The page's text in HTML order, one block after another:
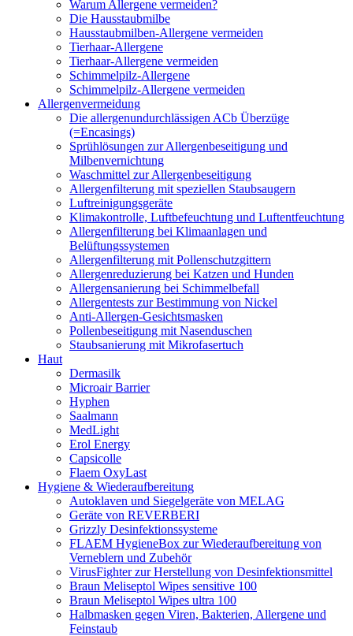
Warum Allergene vermeiden?
Die Hausstaubmilbe
Hausstaubmilben-Allergene vermeiden
Tierhaar-Allergene
Tierhaar-Allergene vermeiden
Schimmelpilz-Allergene
Schimmelpilz-Allergene vermeiden
Allergenvermeidung
Die allergenundurchlässigen ACb Überzüge
(=Encasings)
Sprühlösungen zur Allergenbeseitigung und
Milbenvernichtung
Waschmittel zur Allergenbeseitigung
Allergenfilterung mit speziellen Staubsaugern
Luftreinigungsgeräte
Klimakontrolle, Luftbefeuchtung und Luftentfeuchtung
Allergenfilterung bei Klimaanlagen und
Belüftungssystemen
Allergenfilterung mit Pollenschutzgittern
Allergenreduzierung bei Katzen und Hunden
Allergensanierung bei Schimmelbefall
Allergentests zur Bestimmung von Nickel
Anti-Allergen-Gesichtsmasken
Pollenbeseitigung mit Nasenduschen
Staubsanierung mit Mikrofasertuch
Haut
Dermasilk
Microair Barrier
Hyphen
Saalmann
MedLight
Erol Energy
Capsicolle
Flaem OxyLast
Hygiene & Wiederaufbereitung
Autoklaven und Siegelgeräte von MELAG
Geräte von REVERBERI
Grizzly Desinfektionssysteme
FLAEM HygieneBox zur Wiederaufbereitung von
Verneblern und Zubehör
VirusFighter zur Herstellung von Desinfektionsmittel
Braun Meliseptol Wipes sensitive 100
Braun Meliseptol Wipes ultra 100
Halbmasken gegen Viren, Bakterien, Allergene und
Feinstaub